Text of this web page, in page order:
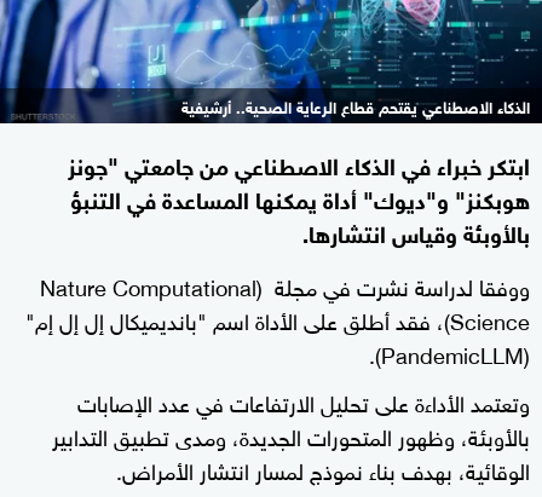
الذكاء الاصطناعي يقتحم قطاع الرعاية الصحية.. أرشيفية
ابتكر خبراء في الذكاء الاصطناعي من جامعتي "جونز
هوبكنز" و"ديوك" أداة يمكنها المساعدة في التنبؤ
بالأوبئة وقياس انتشارها.
ووفقا لدراسة نشرت في مجلة (Nature Computational
Science)، فقد أطلق على الأداة اسم "بانديميكال إل إل إم"
(PandemicLLM).
وتعتمد الأداءة على تحليل الارتفاعات في عدد الإصابات
بالأوبئة، وظهور المتحورات الجديدة، ومدى تطبيق التدابير
الوقائية، بهدف بناء نموذج لمسار انتشار الأمراض.